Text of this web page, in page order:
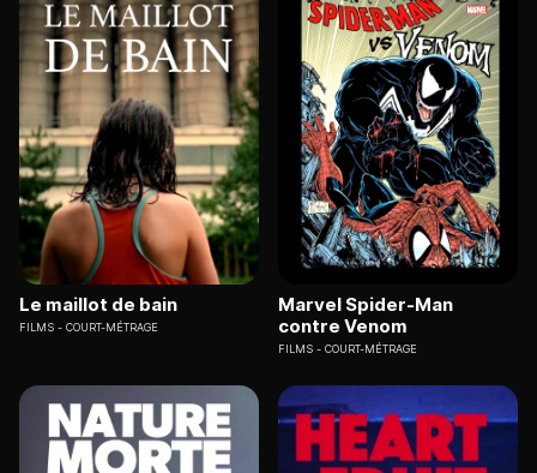
Le maillot de bain
FILMS COURT-MÉTRAGE
Marvel Spider-Man
contre Venom
FILMS COURT-MÉTRAGE